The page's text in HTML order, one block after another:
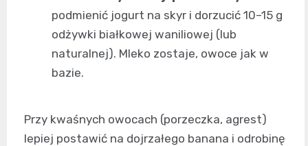
podmienić jogurt na skyr i dorzucić 10–15 g
odżywki białkowej waniliowej (lub
naturalnej). Mleko zostaje, owoce jak w
bazie.
Przy kwaśnych owocach (porzeczka, agrest)
lepiej postawić na dojrzałego banana i odrobinę